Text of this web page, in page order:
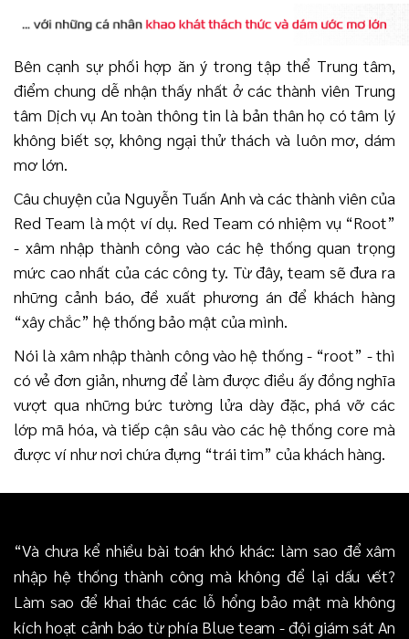
Bên cạnh sự phối hợp ăn ý trong tập thể Trung tâm,
điểm chung dễ nhận thấy nhất ở các thành viên Trung
tâm Dịch vụ An toàn thông tin là bản thân họ có tâm lý
không biết sợ, không ngại thử thách và luôn mơ, dám
mơ lớn.
Câu chuyện của Nguyễn Tuấn Anh và các thành viên của
Red Team là một ví dụ. Red Team có nhiệm vụ “Root”
- xâm nhập thành công vào các hệ thống quan trọng
mức cao nhất của các công ty. Từ đây, team sẽ đưa ra
những cảnh báo, đề xuất phương án để khách hàng
“xây chắc” hệ thống bảo mật của mình.
Nói là xâm nhập thành công vào hệ thống - “root” - thì
có vẻ đơn giản, nhưng để làm được điều ấy đồng nghĩa
vượt qua những bức tường lửa dày đặc, phá vỡ các
lớp mã hóa, và tiếp cận sâu vào các hệ thống core mà
được ví như nơi chứa đựng “trái tim” của khách hàng.
“Và chưa kể nhiều bài toán khó khác: làm sao để xâm
nhập hệ thống thành công mà không để lại dấu vết?
Làm sao để khai thác các lỗ hổng bảo mật mà không
kích hoạt cảnh báo từ phía Blue team - đội giám sát An